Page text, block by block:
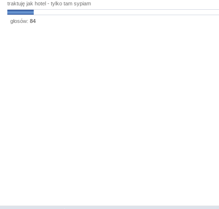
traktuję jak hotel - tylko tam sypiam
głosów: 84